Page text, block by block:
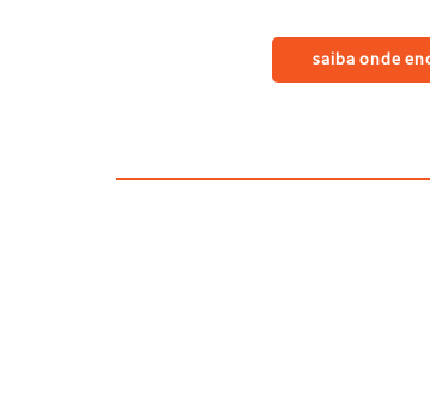
saiba onde